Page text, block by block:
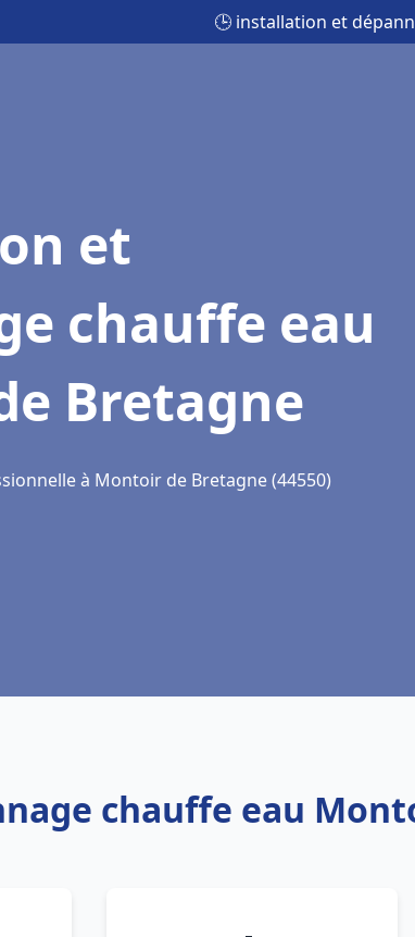
🕒 installation et
et
chauffe eau
Bretagne
à Montoir de Bretagne (44550)
chauffe eau